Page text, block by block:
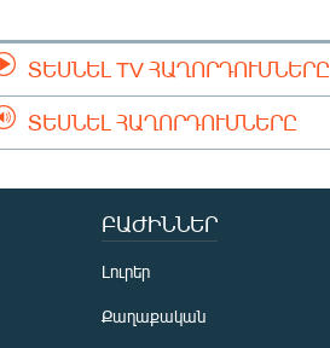
ՏԵՍՆԵԼ TV ՀԱՂՈՐԴՈՒՄՆԵՐԸ
ՏԵՍՆԵԼ ՀԱՂՈՐԴՈՒՄՆԵՐԸ
ԲԱԺԻՆՆԵՐ
Լուրեր
Քաղաքական